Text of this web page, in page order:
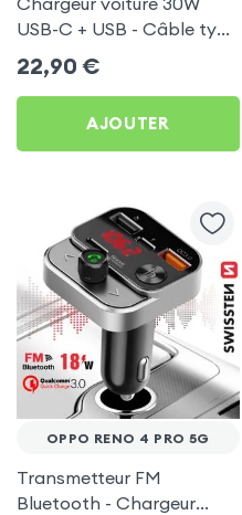
USB-C + USB - Câble type
C 60W Blue Star pour
Oppo Reno 4 Pro 5G
22,90 €
AJOUTER
OPPO RENO 4 PRO 5G
Transmetteur FM
Bluetooth - Chargeur